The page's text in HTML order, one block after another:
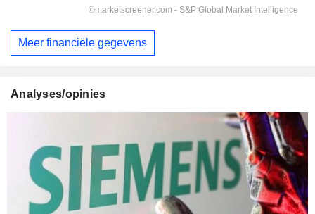
Meer financiële gegevens
Analyses/opinies